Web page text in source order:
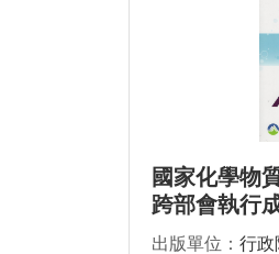
國家化學物
跨部會執行
出版單位： 行政